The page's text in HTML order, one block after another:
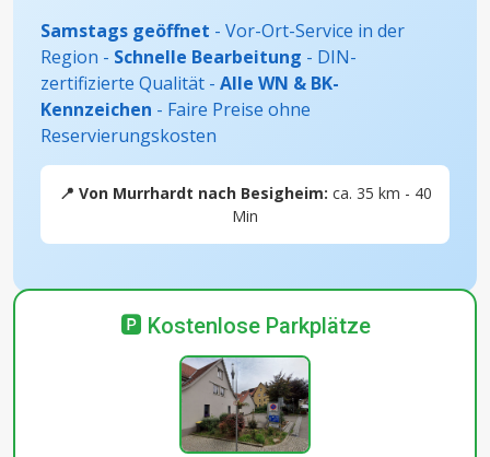
Samstags geöffnet - Vor-Ort-Service in der
Region - Schnelle Bearbeitung - DIN-
zertifizierte Qualität - Alle WN & BK-
Kennzeichen - Faire Preise ohne
Reservierungskosten
📍 Von Murrhardt nach Besigheim: ca. 35 km - 40
Min
🅿️ Kostenlose Parkplätze